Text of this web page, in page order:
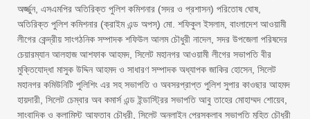
অর্জ্জুন, এসএমপির অতিরিক্ত পুলিশ কমিশনার (সদর ও প্রশাসন) পরিতোষ ঘোষ,
অতিরিক্ত পুলিশ কমিশনার (ক্রাইম এন্ড অপস্) মো. শফিকুল ইসলাম, বাংলাদেশ আওয়ামী
লীগের কেন্দ্রীয় সাংগঠনিক সম্পাদক শফিউল আলম চৌধুরী নাদেল, সদর উপজেলা পরিষদের
চেয়ারম্যান আলহাজ আশফাক আহমদ, সিলেট মহানগর আওয়ামী লীগের সভাপতি বীর
মুক্তিযোদ্ধা মাসুক উদ্দিন আহমদ ও সাধারণ সম্পাদক অধ্যাপক জাকির হোসেন, সিলেট
মহানগর কমিউনিটি পুলিশিং এর সহ সভাপতি ও অবসরপ্রাপ্ত পুলিশ সুপার কাওছার আহমদ
হায়দারী, সিলেট চেম্বার অব কমার্স এন্ড ইন্ডাস্ট্রির সভাপতি আবু তাহের মোহাম্মদ শোয়েব,
সাংবাদিক ও কলামিস্ট আফতাব চৌধুরী, সিলেট অনলাইন প্রেসক্লাব সভাপতি মুহিত চৌধুরী